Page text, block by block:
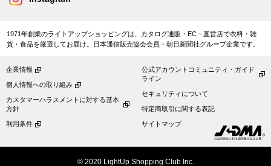
おすすめ特集
【特集】Travel
【特集】
1971年創業のライトアップショッピングは、カタログ通販・EC・直営店で衣料・雑
貨・食品を厳選してお届け。日本通信販売協会会員・朝日新聞社グループ企業です。
企業情報
個人情報への取り組み
カスタマーハラスメントに対する基本
方針
利用条件
公式アカウントコミュニティ・ガイド
ライン
セキュリティについて
特定商取引に関する表記
サイトマップ
© 2020 LightUp Shopping Club Inc.